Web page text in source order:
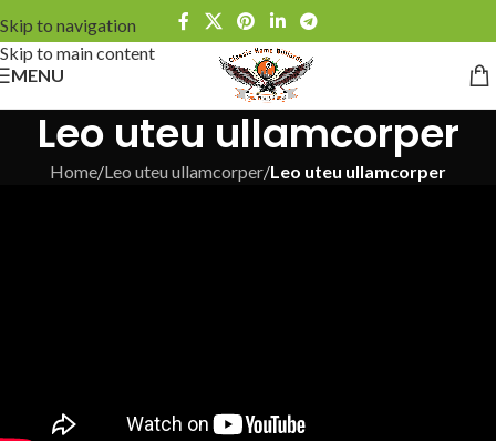
Skip to navigation
Skip to main content
MENU
Leo uteu ullamcorper
Home/Leo uteu ullamcorper/Leo uteu ullamcorper